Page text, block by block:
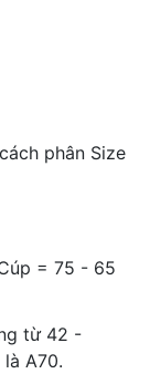
phân Size
= 75 - 65
từ 42 -
A70.